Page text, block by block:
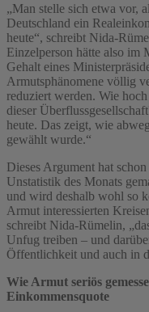
„Man stelle sich etwa vor,
Deutschland ein
heute“, schreibt Nida-
Einzelperson hätte also im
Gehalt eines
Armutsphänomene völlig
reduziert werden. Wie
dieser
heute. Das zeigt, wie
gewählt wurde.“
Dieses Argument hat
Unstatistik des Monats
und wird deshalb wohl so
Armut interessierten
schreibt Nida-Rümelin,
Unfug treiben – und
Öffentlichkeit und auch in
Wie Armut seriös
Einkommensquote